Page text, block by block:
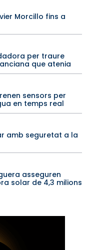
Morcillo fins a
per traure
que atenia
sensors per
en temps real
amb seguretat a la
asseguren
solar de 4,3 milions